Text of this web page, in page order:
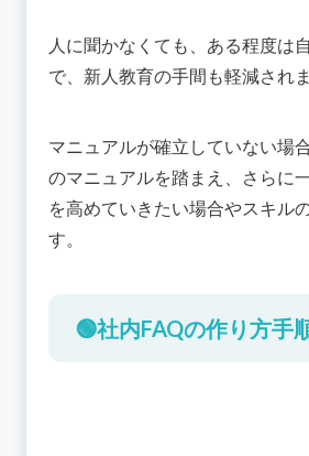
人に聞かなくても、ある程度は
で、新人教育の手間も軽減されま
マニュアルが確立していない場
のマニュアルを踏まえ、さらに
を高めていきたい場合やスキル
す。
🟢社内FAQの作り方手